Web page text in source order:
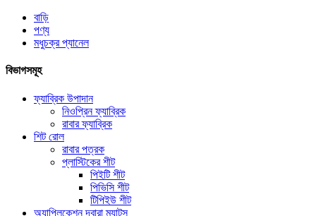
বাড়ি
পণ্য
মধুচক্র প্যানেল
বিভাগসমূহ
ফ্যাব্রিক উপাদান
নিওপ্রিন ফ্যাব্রিক
রাবার ফ্যাব্রিক
শিট রোল
রাবার পত্রক
প্লাস্টিকের শীট
পিইটি শীট
পিভিসি শীট
টিপিইউ শীট
অ্যাপ্লিকেশন দ্বারা ম্যাটস